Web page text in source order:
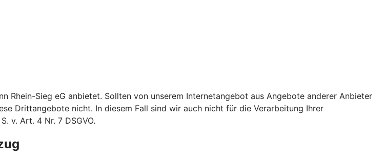
Rhein-Sieg eG anbietet. Sollten von unserem Internetangebot aus Angebote anderer Anbieter
Drittangebote nicht. In diesem Fall sind wir auch nicht für die Verarbeitung Ihrer
v. Art. 4 Nr. 7 DSGVO.